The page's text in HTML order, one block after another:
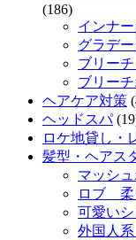
(186)
インナ
グラデ
ブリー
ブリー
ヘアケア対策
ヘッドスパ
ロケ地貸し・
髪型・ヘアス
マッシ
ロブ 柔
可愛い
外国人